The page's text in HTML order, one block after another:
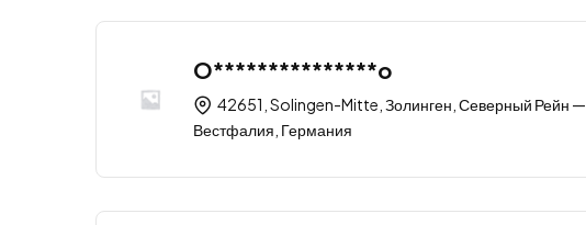
O***************o
42651, Solingen-Mitte, Золинген, Северный Рейн —
Вестфалия, Германия